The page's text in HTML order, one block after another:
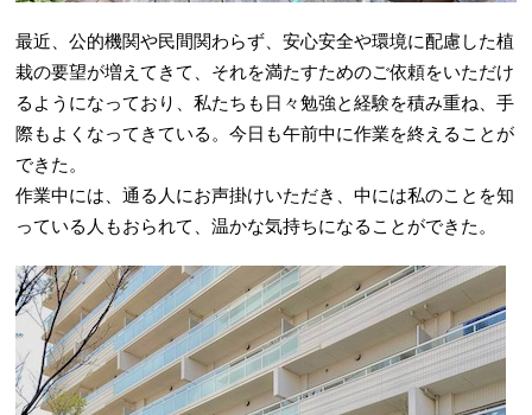
最近、公的機関や民間関わらず、安心安全や環境に配慮した植
栽の要望が増えてきて、それを満たすためのご依頼をいただけ
るようになっており、私たちも日々勉強と経験を積み重ね、手
際もよくなってきている。今日も午前中に作業を終えることが
できた。
作業中には、通る人にお声掛けいただき、中には私のことを知
っている人もおられて、温かな気持ちになることができた。